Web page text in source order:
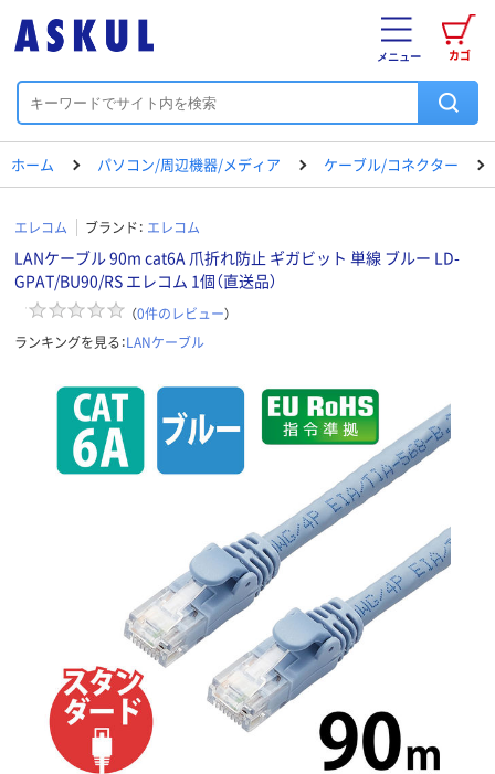
カゴ
メニュー
ホーム パソコン/周辺機器/メディア ケーブル/コネクター
エレコム ブランド： エレコム
LANケーブル 90m cat6A 爪折れ防止 ギガビット 単線 ブルー LD-
GPAT/BU90/RS エレコム 1個（直送品）
（0件のレビュー）
ランキングを見る：LANケーブル